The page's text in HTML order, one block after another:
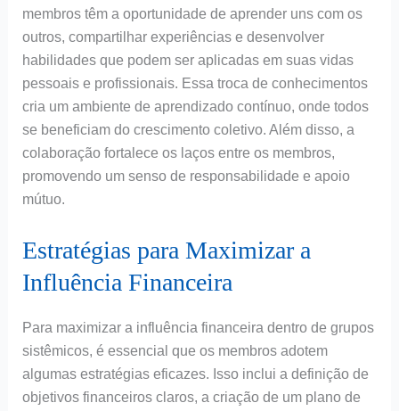
membros têm a oportunidade de aprender uns com os
outros, compartilhar experiências e desenvolver
habilidades que podem ser aplicadas em suas vidas
pessoais e profissionais. Essa troca de conhecimentos
cria um ambiente de aprendizado contínuo, onde todos
se beneficiam do crescimento coletivo. Além disso, a
colaboração fortalece os laços entre os membros,
promovendo um senso de responsabilidade e apoio
mútuo.
Estratégias para Maximizar a
Influência Financeira
Para maximizar a influência financeira dentro de grupos
sistêmicos, é essencial que os membros adotem
algumas estratégias eficazes. Isso inclui a definição de
objetivos financeiros claros, a criação de um plano de